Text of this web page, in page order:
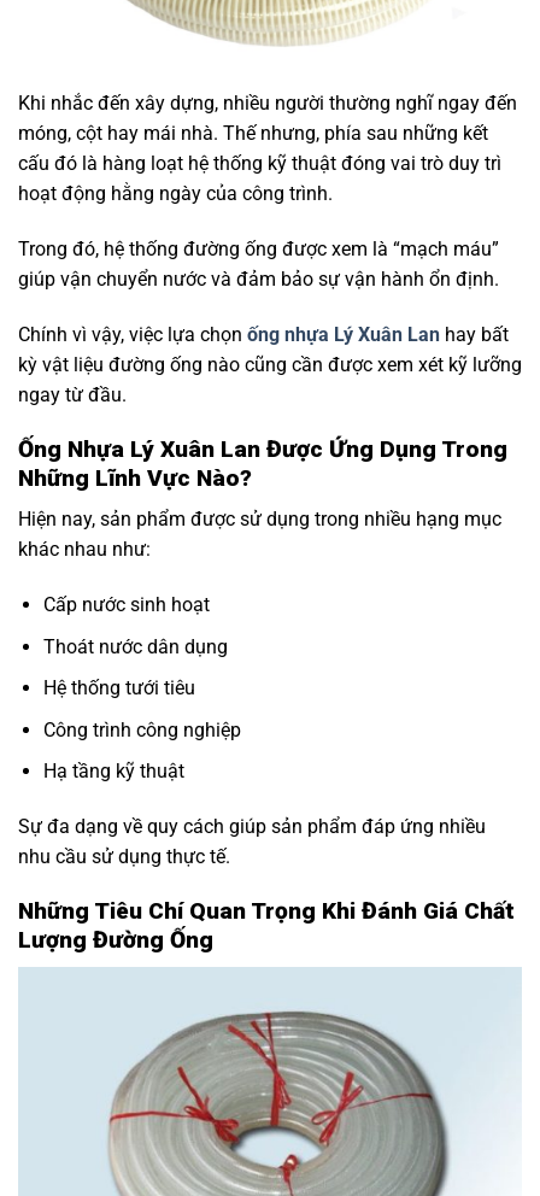
Khi nhắc đến xây dựng, nhiều người thường nghĩ ngay đến
móng, cột hay mái nhà. Thế nhưng, phía sau những kết
cấu đó là hàng loạt hệ thống kỹ thuật đóng vai trò duy trì
hoạt động hằng ngày của công trình.
Trong đó, hệ thống đường ống được xem là “mạch máu”
giúp vận chuyển nước và đảm bảo sự vận hành ổn định.
Chính vì vậy, việc lựa chọn ống nhựa Lý Xuân Lan hay bất
kỳ vật liệu đường ống nào cũng cần được xem xét kỹ lưỡng
ngay từ đầu.
Ống Nhựa Lý Xuân Lan Được Ứng Dụng Trong
Những Lĩnh Vực Nào?
Hiện nay, sản phẩm được sử dụng trong nhiều hạng mục
khác nhau như:
Cấp nước sinh hoạt
Thoát nước dân dụng
Hệ thống tưới tiêu
Công trình công nghiệp
Hạ tầng kỹ thuật
Sự đa dạng về quy cách giúp sản phẩm đáp ứng nhiều
nhu cầu sử dụng thực tế.
Những Tiêu Chí Quan Trọng Khi Đánh Giá Chất
Lượng Đường Ống